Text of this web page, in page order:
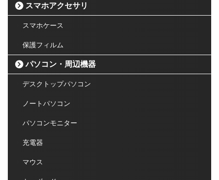
スマホアクセサリ
スマホケース
保護フィルム
パソコン・周辺機器
デスクトップパソコン
ノートパソコン
パソコンモニター
充電器
マウス